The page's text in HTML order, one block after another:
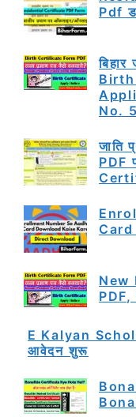
Pdf
No.
जाति
PDF
New
PDF,
E Kalyan
आवेदन शुरू